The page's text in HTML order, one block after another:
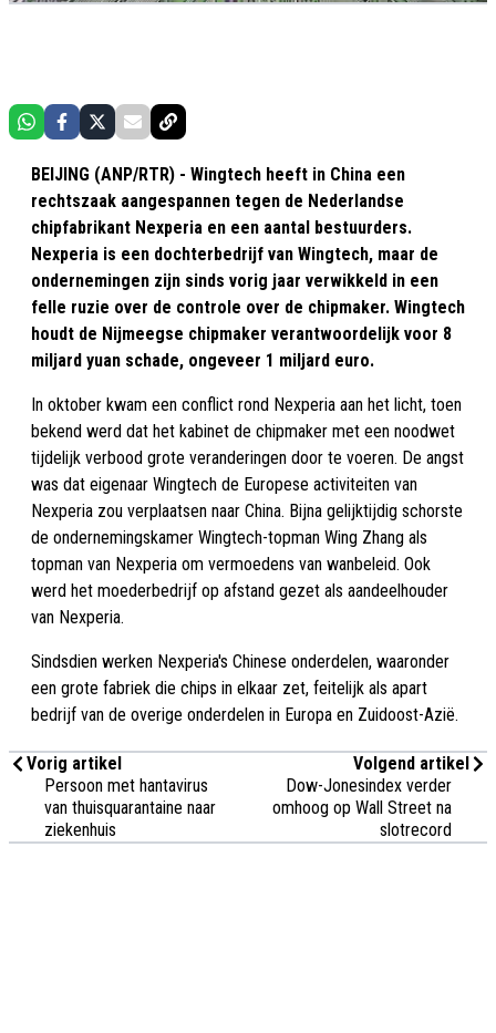
BEIJING (ANP/RTR) - Wingtech heeft in China een
rechtszaak aangespannen tegen de Nederlandse
chipfabrikant Nexperia en een aantal bestuurders.
Nexperia is een dochterbedrijf van Wingtech, maar de
ondernemingen zijn sinds vorig jaar verwikkeld in een
felle ruzie over de controle over de chipmaker. Wingtech
houdt de Nijmeegse chipmaker verantwoordelijk voor 8
miljard yuan schade, ongeveer 1 miljard euro.
In oktober kwam een conflict rond Nexperia aan het licht, toen
bekend werd dat het kabinet de chipmaker met een noodwet
tijdelijk verbood grote veranderingen door te voeren. De angst
was dat eigenaar Wingtech de Europese activiteiten van
Nexperia zou verplaatsen naar China. Bijna gelijktijdig schorste
de ondernemingskamer Wingtech-topman Wing Zhang als
topman van Nexperia om vermoedens van wanbeleid. Ook
werd het moederbedrijf op afstand gezet als aandeelhouder
van Nexperia.
Sindsdien werken Nexperia's Chinese onderdelen, waaronder
een grote fabriek die chips in elkaar zet, feitelijk als apart
bedrijf van de overige onderdelen in Europa en Zuidoost-Azië.
Vorig artikel
Persoon met hantavirus
van thuisquarantaine naar
ziekenhuis
Volgend artikel
Dow-Jonesindex verder
omhoog op Wall Street na
slotrecord